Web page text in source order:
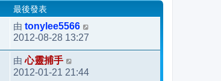
最後發表
由 tonylee5566
2012-08-28 13:27
由心靈捕手
2012-01-21 21:44